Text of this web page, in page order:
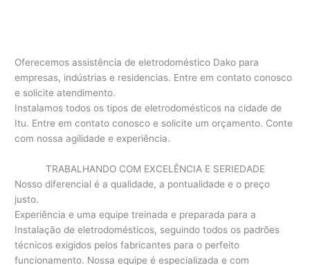
Oferecemos assistência de eletrodoméstico Dako para
empresas, indústrias e residencias. Entre em contato conosco
e solicite atendimento.
Instalamos todos os tipos de eletrodomésticos na cidade de
Itu. Entre em contato conosco e solicite um orçamento. Conte
com nossa agilidade e experiência.
TRABALHANDO COM EXCELÊNCIA E SERIEDADE
Nosso diferencial é a qualidade, a pontualidade e o preço
justo.
Experiência e uma equipe treinada e preparada para a
Instalação de eletrodomésticos, seguindo todos os padrões
técnicos exigidos pelos fabricantes para o perfeito
funcionamento. Nossa equipe é especializada e com